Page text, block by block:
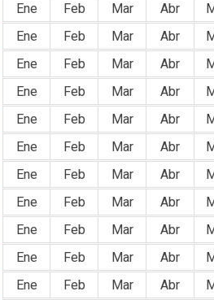
Ene Feb Mar Abr
Ene Feb Mar Abr
Ene Feb Mar Abr
Ene Feb Mar Abr
Ene Feb Mar Abr
Ene Feb Mar Abr
Ene Feb Mar Abr
Ene Feb Mar Abr
Ene Feb Mar Abr
Ene Feb Mar Abr
Ene Feb Mar Abr